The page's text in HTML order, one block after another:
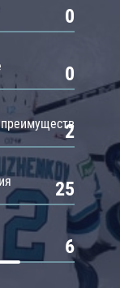
0
0
2
25
6